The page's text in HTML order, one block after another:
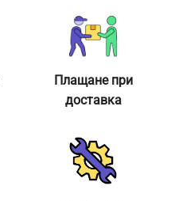
Плащане при
доставка